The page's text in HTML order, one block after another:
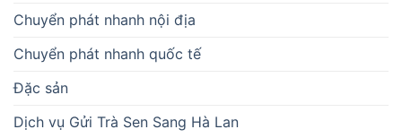
Chuyển phát nhanh nội địa
Chuyển phát nhanh quốc tế
Đặc sản
Dịch vụ Gửi Trà Sen Sang Hà Lan